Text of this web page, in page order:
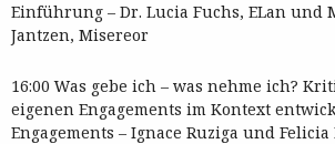
Einführung – Dr. Lucia Fuchs, ELan und
Jantzen, Misereor
16:00 Was gebe ich – was nehme ich?
eigenen Engagements im Kontext
Engagements – Ignace Ruziga und